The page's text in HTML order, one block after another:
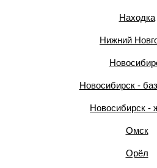
Находка
Нижний
Новосибирск -
Новосибирск -
Омск
Орёл